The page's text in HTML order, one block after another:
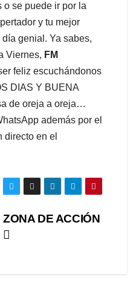
o se puede ir por la
y tu mejor
genial. Ya sabes,
Viernes, FM
feliz escuchándonos
DIAS Y BUENA
de oreja a oreja…
además por el
directo en el
ZONA DE ACCIÓN